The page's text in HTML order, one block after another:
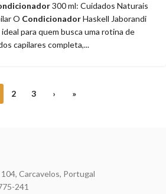
300 ml: Cuidados Naturais
O CondicionadorHaskell Jaborandi
para quem busca uma rotina de
capilares completa,...
2 3 › »
Carcavelos, Portugal
241